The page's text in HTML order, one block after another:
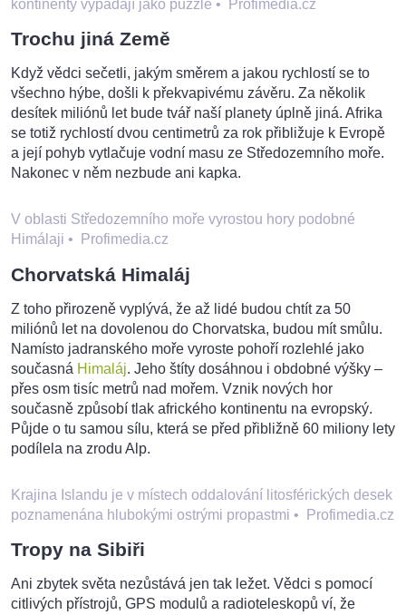
kontinenty vypadají jako puzzle • Profimedia.cz
Trochu jiná Země
Když vědci sečetli, jakým směrem a jakou rychlostí se to
všechno hýbe, došli k překvapivému závěru. Za několik
desítek miliónů let bude tvář naší planety úplně jiná. Afrika
se totiž rychlostí dvou centimetrů za rok přibližuje k Evropě
a její pohyb vytlačuje vodní masu ze Středozemního moře.
Nakonec v něm nezbude ani kapka.
V oblasti Středozemního moře vyrostou hory podobné
Himálaji • Profimedia.cz
Chorvatská Himaláj
Z toho přirozeně vyplývá, že až lidé budou chtít za 50
miliónů let na dovolenou do Chorvatska, budou mít smůlu.
Namísto jadranského moře vyroste pohoří rozlehlé jako
současná Himaláj. Jeho štíty dosáhnou i obdobné výšky –
přes osm tisíc metrů nad mořem. Vznik nových hor
současně způsobí tlak afrického kontinentu na evropský.
Půjde o tu samou sílu, která se před přibližně 60 miliony lety
podílela na zrodu Alp.
Krajina Islandu je v místech oddalování litosférických desek
poznamenána hlubokými ostrými propastmi • Profimedia.cz
Tropy na Sibiři
Ani zbytek světa nezůstává jen tak ležet. Vědci s pomocí
citlivých přístrojů, GPS modulů a radioteleskopů ví, že